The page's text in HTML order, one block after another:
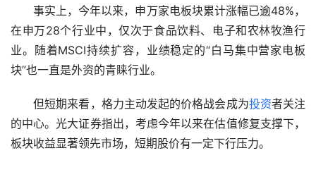
事实上，今年以来，申万家电板块累计涨幅已逾48%，
在申万28个行业中，仅次于食品饮料、电子和农林牧渔行
业。随着MSCI持续扩容，业绩稳定的“白马集中营家电板
块”也一直是外资的青睐行业。
但短期来看，格力主动发起的价格战会成为投资者关注
的中心。光大证券指出，考虑今年以来在估值修复支撑下，
板块收益显著领先市场，短期股价有一定下行压力。